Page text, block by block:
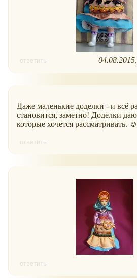
ответить 04.08.2015
Даже маленькие доделки - и всё
становится, заметно! Доделки
которые хочется рассматривать. ☺
ответить
ответить